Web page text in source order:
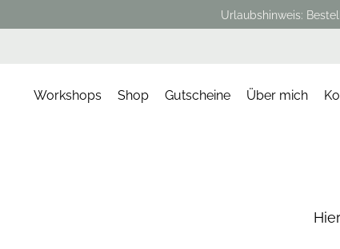
Urlaubshinweis:
Workshops Shop Gutscheine Über mich